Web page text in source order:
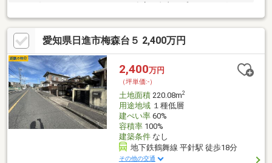
能。「南側に明るいリビングをつくりたい」「プライバシーを確
保したい」など、北向きならではの設計メリットを活かしなが
ら、理想の住まいを形にできます。周辺は静かで落ち着いた住環
境が広がり、子育て世帯からシニア層まで暮らしやすいエリア。
日々の暮らしをイメージしやすい、穏やかな住環境が魅力です。
現地では、周辺の静けさや光の入り方など、暮らしのイメージを
実際にご体感いただけます。
愛知県日進市梅森台５ 2,400万円
2,400万円
（坪単価:-）
土地面積220.08m2
用途地域１種低層
建ぺい率60%
容積率100%
建築条件なし
地下鉄鶴舞線 平針駅 徒歩18分
その他の交通